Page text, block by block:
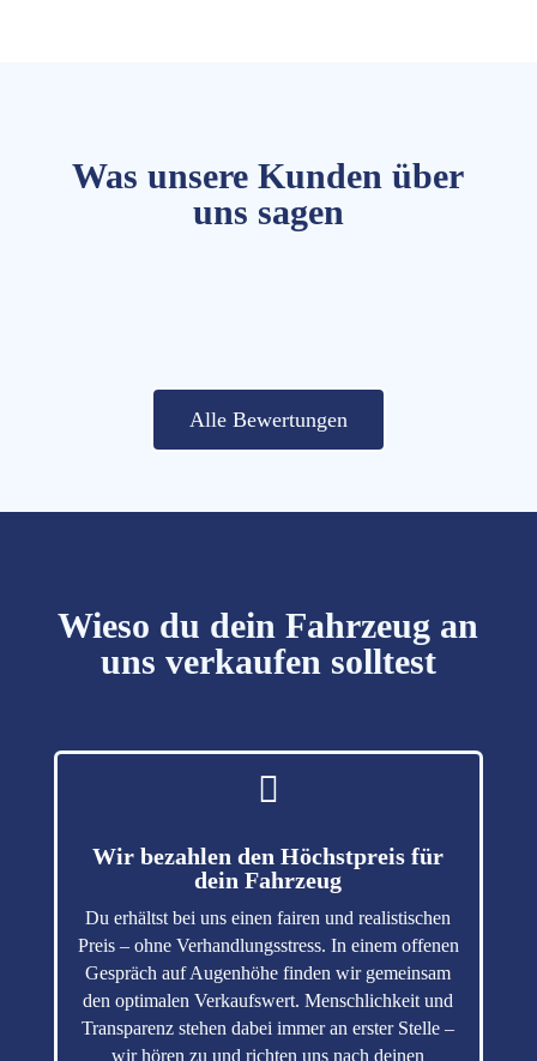
Was unsere Kunden über
uns sagen
Alle Bewertungen
Wieso du dein Fahrzeug an
uns verkaufen solltest

Wir bezahlen den Höchstpreis für
dein Fahrzeug
Du erhältst bei uns einen fairen und realistischen
Preis – ohne Verhandlungsstress. In einem offenen
Gespräch auf Augenhöhe finden wir gemeinsam
den optimalen Verkaufswert. Menschlichkeit und
Transparenz stehen dabei immer an erster Stelle –
wir hören zu und richten uns nach deinen
Kundenbewertungen und Erfahrungen zu
PS Kraftwagen GmbH
SEHR GUT